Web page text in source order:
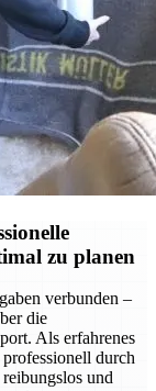
zu planen
verbunden –
die
Als erfahrenes
durch
und